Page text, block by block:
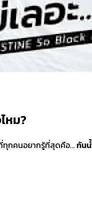
หม?
ทุกคนอยากรู้ที่สุดคือ…กันน้